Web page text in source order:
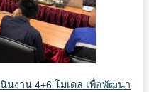
นงาน 4+6 โมเดล เพื่อพัฒนา